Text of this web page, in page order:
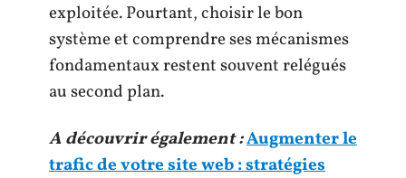
exploitée. Pourtant, choisir le bon
système et comprendre ses mécanismes
fondamentaux restent souvent relégués
au second plan.
A découvrir également :Augmenter le
trafic de votre site web : stratégies